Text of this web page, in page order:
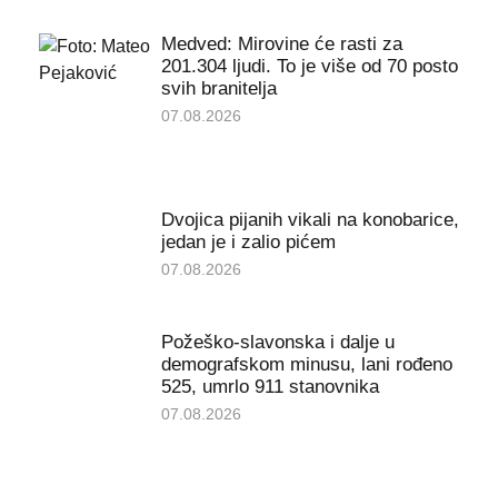
Medved: Mirovine će rasti za
201.304 ljudi. To je više od 70 posto
svih branitelja
07.08.2026
Dvojica pijanih vikali na konobarice,
jedan je i zalio pićem
07.08.2026
Požeško-slavonska i dalje u
demografskom minusu, lani rođeno
525, umrlo 911 stanovnika
07.08.2026